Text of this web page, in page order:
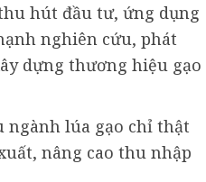
hút đầu tư, ứng dụng
nghiên cứu, phát
dựng thương hiệu gạo
ngành lúa gạo chỉ thật
nâng cao thu nhập